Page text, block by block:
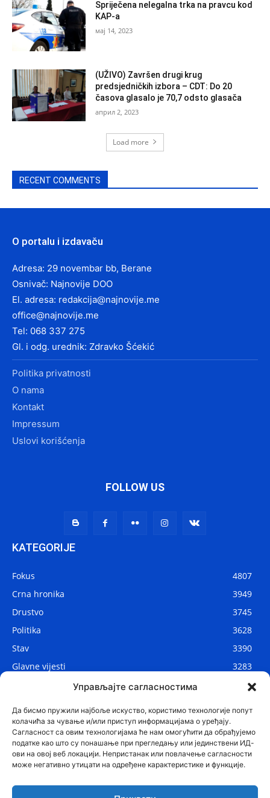
Управљајте сагласностима
Да бисмо пружили најбоље искуство, користимо технологије попут
колачића за чување и/или приступ информацијама о уређају.
Сагласност са овим технологијама ће нам омогућити да обрађујемо
податке као што су понашање при прегледању или јединствени ИД-
ови на овој веб локацији. Непристанак или повлачење сагласности
може негативно утицати на одређене карактеристике и функције.
Spriječena nelegalna trka na pravcu kod
KAP-a
мај 14, 2023
(UŽIVO) Završen drugi krug
predsjedničkih izbora – CDT: Do 20
časova glasalo je 70,7 odsto glasača
април 2, 2023
Load more
RECENT COMMENTS
O portalu i izdavaču
Adresa: 29 novembar bb, Berane
Osnivač: Najnovije DOO
El. adresa: redakcija@najnovije.me
office@najnovije.me
Tel: 068 337 275
Gl. i odg. urednik: Zdravko Šćekić
Politika privatnosti
O nama
Kontakt
Impressum
Uslovi korišćenja
FOLLOW US
KATEGORIJE
Fokus
4807
Crna hronika
3949
Drustvo
3745
Politika
3628
Stav
3390
Glavne vijesti
3283
2906